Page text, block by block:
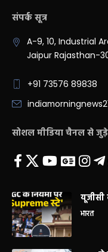
संपर्क सूत्र
A-9, 10, Industrial
Jaipur Rajasthan-
+91 73576 89838
सोशल मीडिया चैनल से जुड़े
यूजीसी
भारत